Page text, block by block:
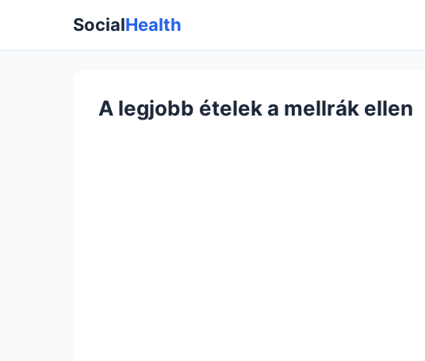
SocialHealth
A legjobb ételek a mellrák ellen